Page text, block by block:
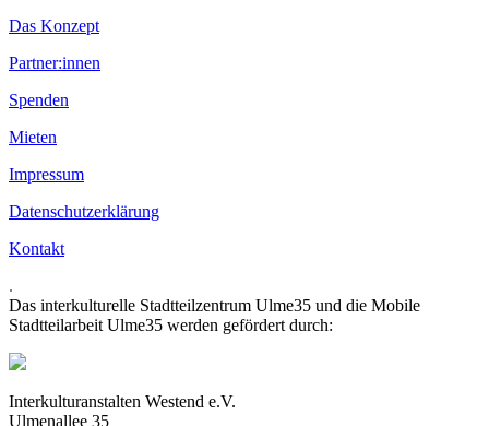
Das Konzept
Partner:innen
Spenden
Mieten
Impressum
Datenschutzerklärung
Kontakt
.
Das interkulturelle Stadtteilzentrum Ulme35 und die Mobile
Stadtteilarbeit Ulme35 werden gefördert durch:
Interkulturanstalten Westend e.V.
Ulmenallee 35